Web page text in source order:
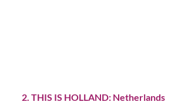
2. THIS IS HOLLAND: Netherlands